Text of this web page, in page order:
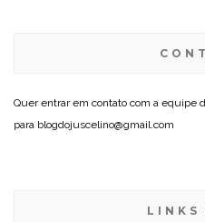
Quer entrar em contato com a equipe
para blogdojuscelino@gmail.com
LINKS